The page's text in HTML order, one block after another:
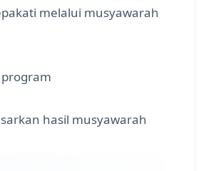
melalui musyawarah
hasil musyawarah